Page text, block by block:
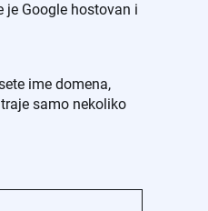
je Google hostovan i
ime domena,
samo nekoliko